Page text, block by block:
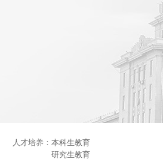
人才培养： 本科生教育
研究生教育